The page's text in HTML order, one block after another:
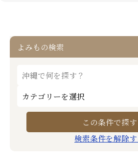
よみもの検索
検索条件を解除す